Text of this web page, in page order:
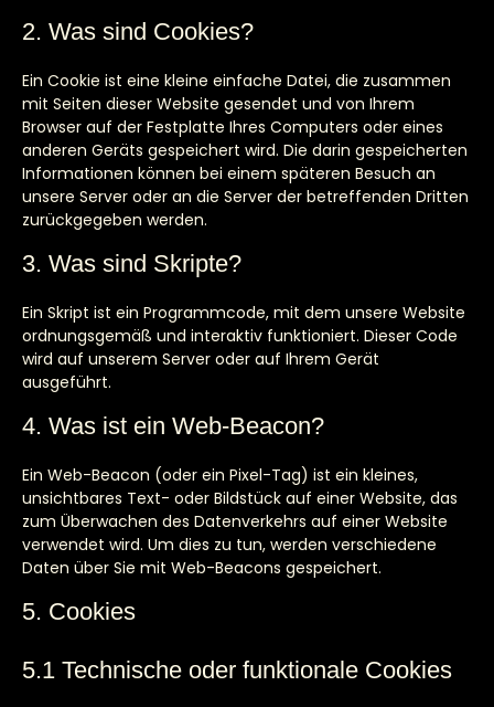
2. Was sind Cookies?
Ein Cookie ist eine kleine einfache Datei, die zusammen
mit Seiten dieser Website gesendet und von Ihrem
Browser auf der Festplatte Ihres Computers oder eines
anderen Geräts gespeichert wird. Die darin gespeicherten
Informationen können bei einem späteren Besuch an
unsere Server oder an die Server der betreffenden Dritten
zurückgegeben werden.
3. Was sind Skripte?
Ein Skript ist ein Programmcode, mit dem unsere Website
ordnungsgemäß und interaktiv funktioniert. Dieser Code
wird auf unserem Server oder auf Ihrem Gerät
ausgeführt.
4. Was ist ein Web-Beacon?
Ein Web-Beacon (oder ein Pixel-Tag) ist ein kleines,
unsichtbares Text- oder Bildstück auf einer Website, das
zum Überwachen des Datenverkehrs auf einer Website
verwendet wird. Um dies zu tun, werden verschiedene
Daten über Sie mit Web-Beacons gespeichert.
5. Cookies
5.1 Technische oder funktionale Cookies